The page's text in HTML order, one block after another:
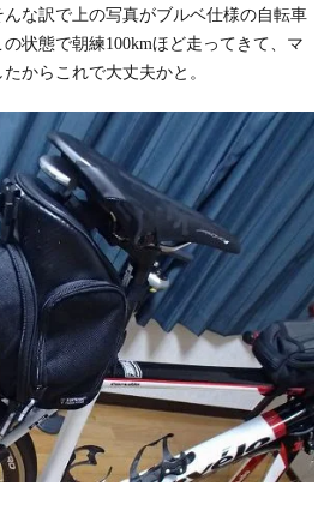
な訳で上の写真がブルベ仕様の自転車
状態で朝練100kmほど走ってきて、マ
からこれで大丈夫かと。